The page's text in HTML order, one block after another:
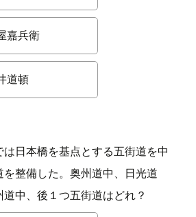
嘉兵衛
道頓
日本橋を基点とする五街道を中
を整備した。奥州道中、日光道
中、後１つ五街道はどれ？